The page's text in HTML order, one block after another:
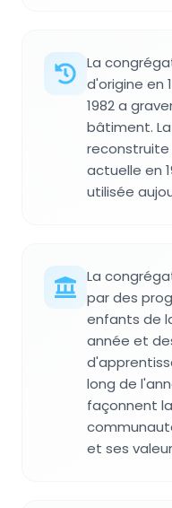
La
d'origine en
1982 a
bâtiment.
actuelle en
utilisée
La
par des
enfants de
année et
long de
façonnent
et ses